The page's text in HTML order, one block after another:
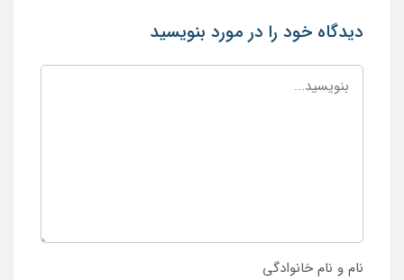
دیدگاه خود را در مورد بنویسید
نام و نام خانوادگی